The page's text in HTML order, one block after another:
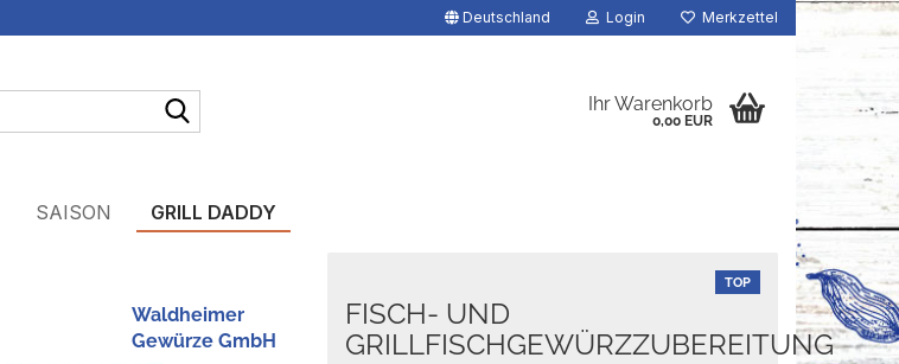
Deutschland Login Merkzettel
Ihr Warenkorb
0,00 EUR
SAISON GRILL DADDY
Waldheimer
Gewürze GmbH
TOP
FISCH- UND
GRILLFISCHGEWÜRZZUBEREITUNG